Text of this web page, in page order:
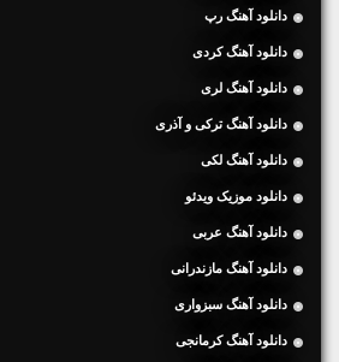
دانلود آهنگ رپ
دانلود آهنگ کردی
دانلود آهنگ لری
دانلود آهنگ ترکی و آذری
دانلود آهنگ لکی
دانلود موزیک ویدئو
دانلود آهنگ عربی
دانلود آهنگ مازندرانی
دانلود آهنگ سبزواری
دانلود آهنگ کرمانجی